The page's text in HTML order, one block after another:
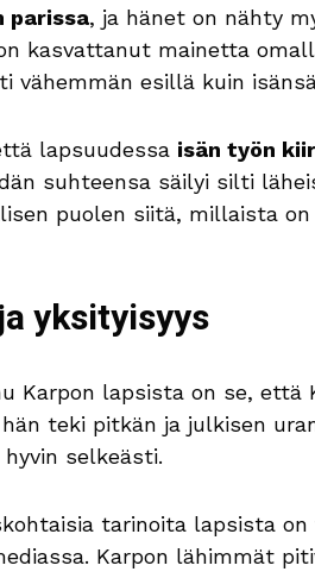
parissa, ja hänet on nähty
kasvattanut mainetta
vähemmän esillä kuin
lapsuudessa isän työn
suhteensa säilyi silti
puolen siitä, millaista
yksityisyys
Karpon lapsista on se, että
hän teki pitkän ja julkisen
selkeästi.
tarinoita lapsista
Karpon lähimmät